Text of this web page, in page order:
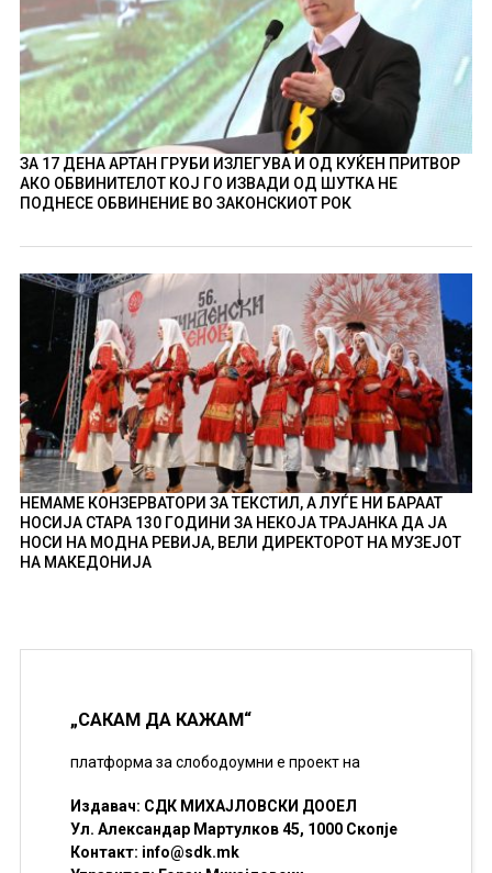
ЗА 17 ДЕНА АРТАН ГРУБИ ИЗЛЕГУВА И ОД КУЌЕН ПРИТВОР
АКО ОБВИНИТЕЛОТ КОЈ ГО ИЗВАДИ ОД ШУТКА НЕ
ПОДНЕСЕ ОБВИНЕНИЕ ВО ЗАКОНСКИОТ РОК
НЕМАМЕ КОНЗЕРВАТОРИ ЗА ТЕКСТИЛ, А ЛУЃЕ НИ БАРААТ
НОСИЈА СТАРА 130 ГОДИНИ ЗА НЕКОЈА ТРАЈАНКА ДА ЈА
НОСИ НА МОДНА РЕВИЈА, ВЕЛИ ДИРЕКТОРОТ НА МУЗЕЈОТ
НА МАКЕДОНИЈА
„САКАМ ДА КАЖАМ“
платформа за слободоумни е проект на
Издавач: СДК МИХАЈЛОВСКИ ДООЕЛ
Ул. Александар Мартулков 45, 1000 Скопје
Контакт: info@sdk.mk